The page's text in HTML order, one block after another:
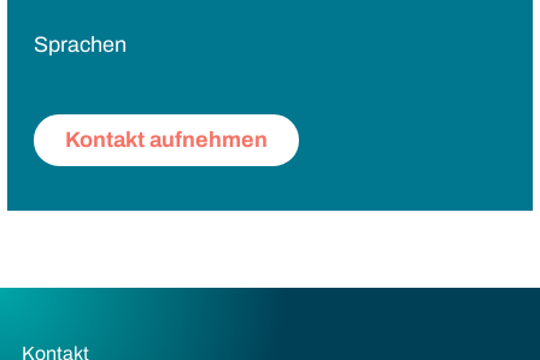
Sprachen
Kontakt aufnehmen
Kontakt